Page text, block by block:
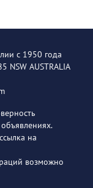
с 1950 года
NSW AUSTRALIA
на
возможно